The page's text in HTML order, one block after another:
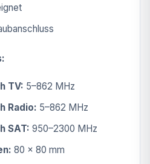
TV: 5–862 MHz
Radio: 5–862 MHz
SAT: 950–2300 MHz
80 x 80 mm